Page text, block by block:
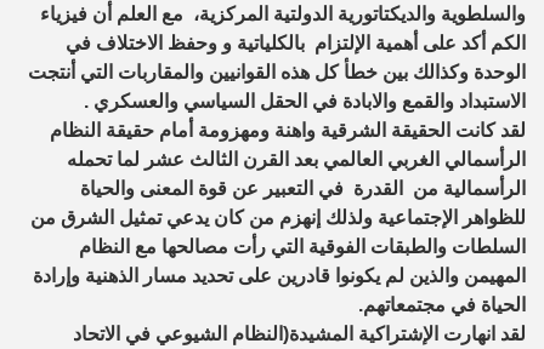
والسلطوية والديكتاتورية الدولتية المركزية، مع العلم أن فيزياء
الكم أكد على أهمية الإلتزام بالكلياتية و وحفظ الاختلاف في
الوحدة وكذالك بين خطأ كل هذه القوانيين والمقاربات التي أنتجت
الاستبداد والقمع والابادة في الحقل السياسي والعسكري .
لقد كانت الحقيقة الشرقية واهنة ومهزومة أمام حقيقة النظام
الرأسمالي الغربي العالمي بعد القرن الثالث عشر لما تحمله
الرأسمالية من القدرة في التعبير عن قوة المعنى والحياة
للظواهر الإجتماعية ولذلك إنهزم من كان يدعي تمثيل الشرق من
السلطات والطبقات الفوقية التي رأت مصالحها مع النظام
المهيمن والذين لم يكونوا قادرين على تحديد مسار الذهنية وإرادة
الحياة في مجتمعاتهم.
لقد انهارت الإشتراكية المشيدة(النظام الشيوعي في الاتحاد